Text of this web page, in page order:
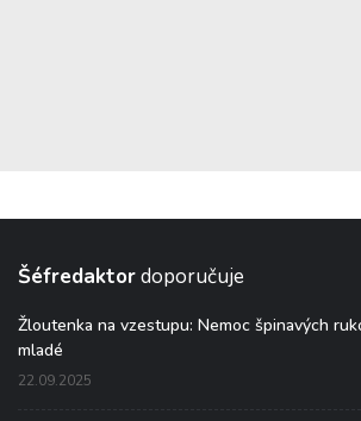
Šéfredaktordoporučuje
Žloutenka na vzestupu: Nemoc špinavých
mladé
22.09.2025